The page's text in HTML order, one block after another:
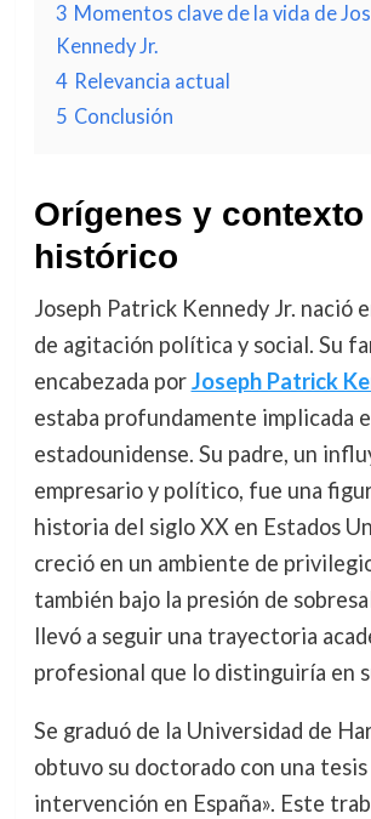
3 Momentos clave de la vida de
Kennedy Jr.
4 Relevancia actual
5 Conclusión
Orígenes y contexto
histórico
Joseph Patrick Kennedy Jr. nació
de agitación política y social. Su
encabezada porJoseph Patrick
estaba profundamente implicada
estadounidense. Su padre, un
empresario y político, fue una
historia del siglo XX en Estados
creció en un ambiente de
también bajo la presión de
llevó a seguir una trayectoria
profesional que lo distinguiría en
Se graduó de la Universidad de
obtuvo su doctorado con una
intervención en España». Este